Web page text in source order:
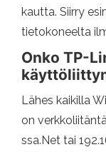
kautta. Siirry
tietokoneelta
Onko TP-
Lähes kaikilla
on
ssa.Net tai